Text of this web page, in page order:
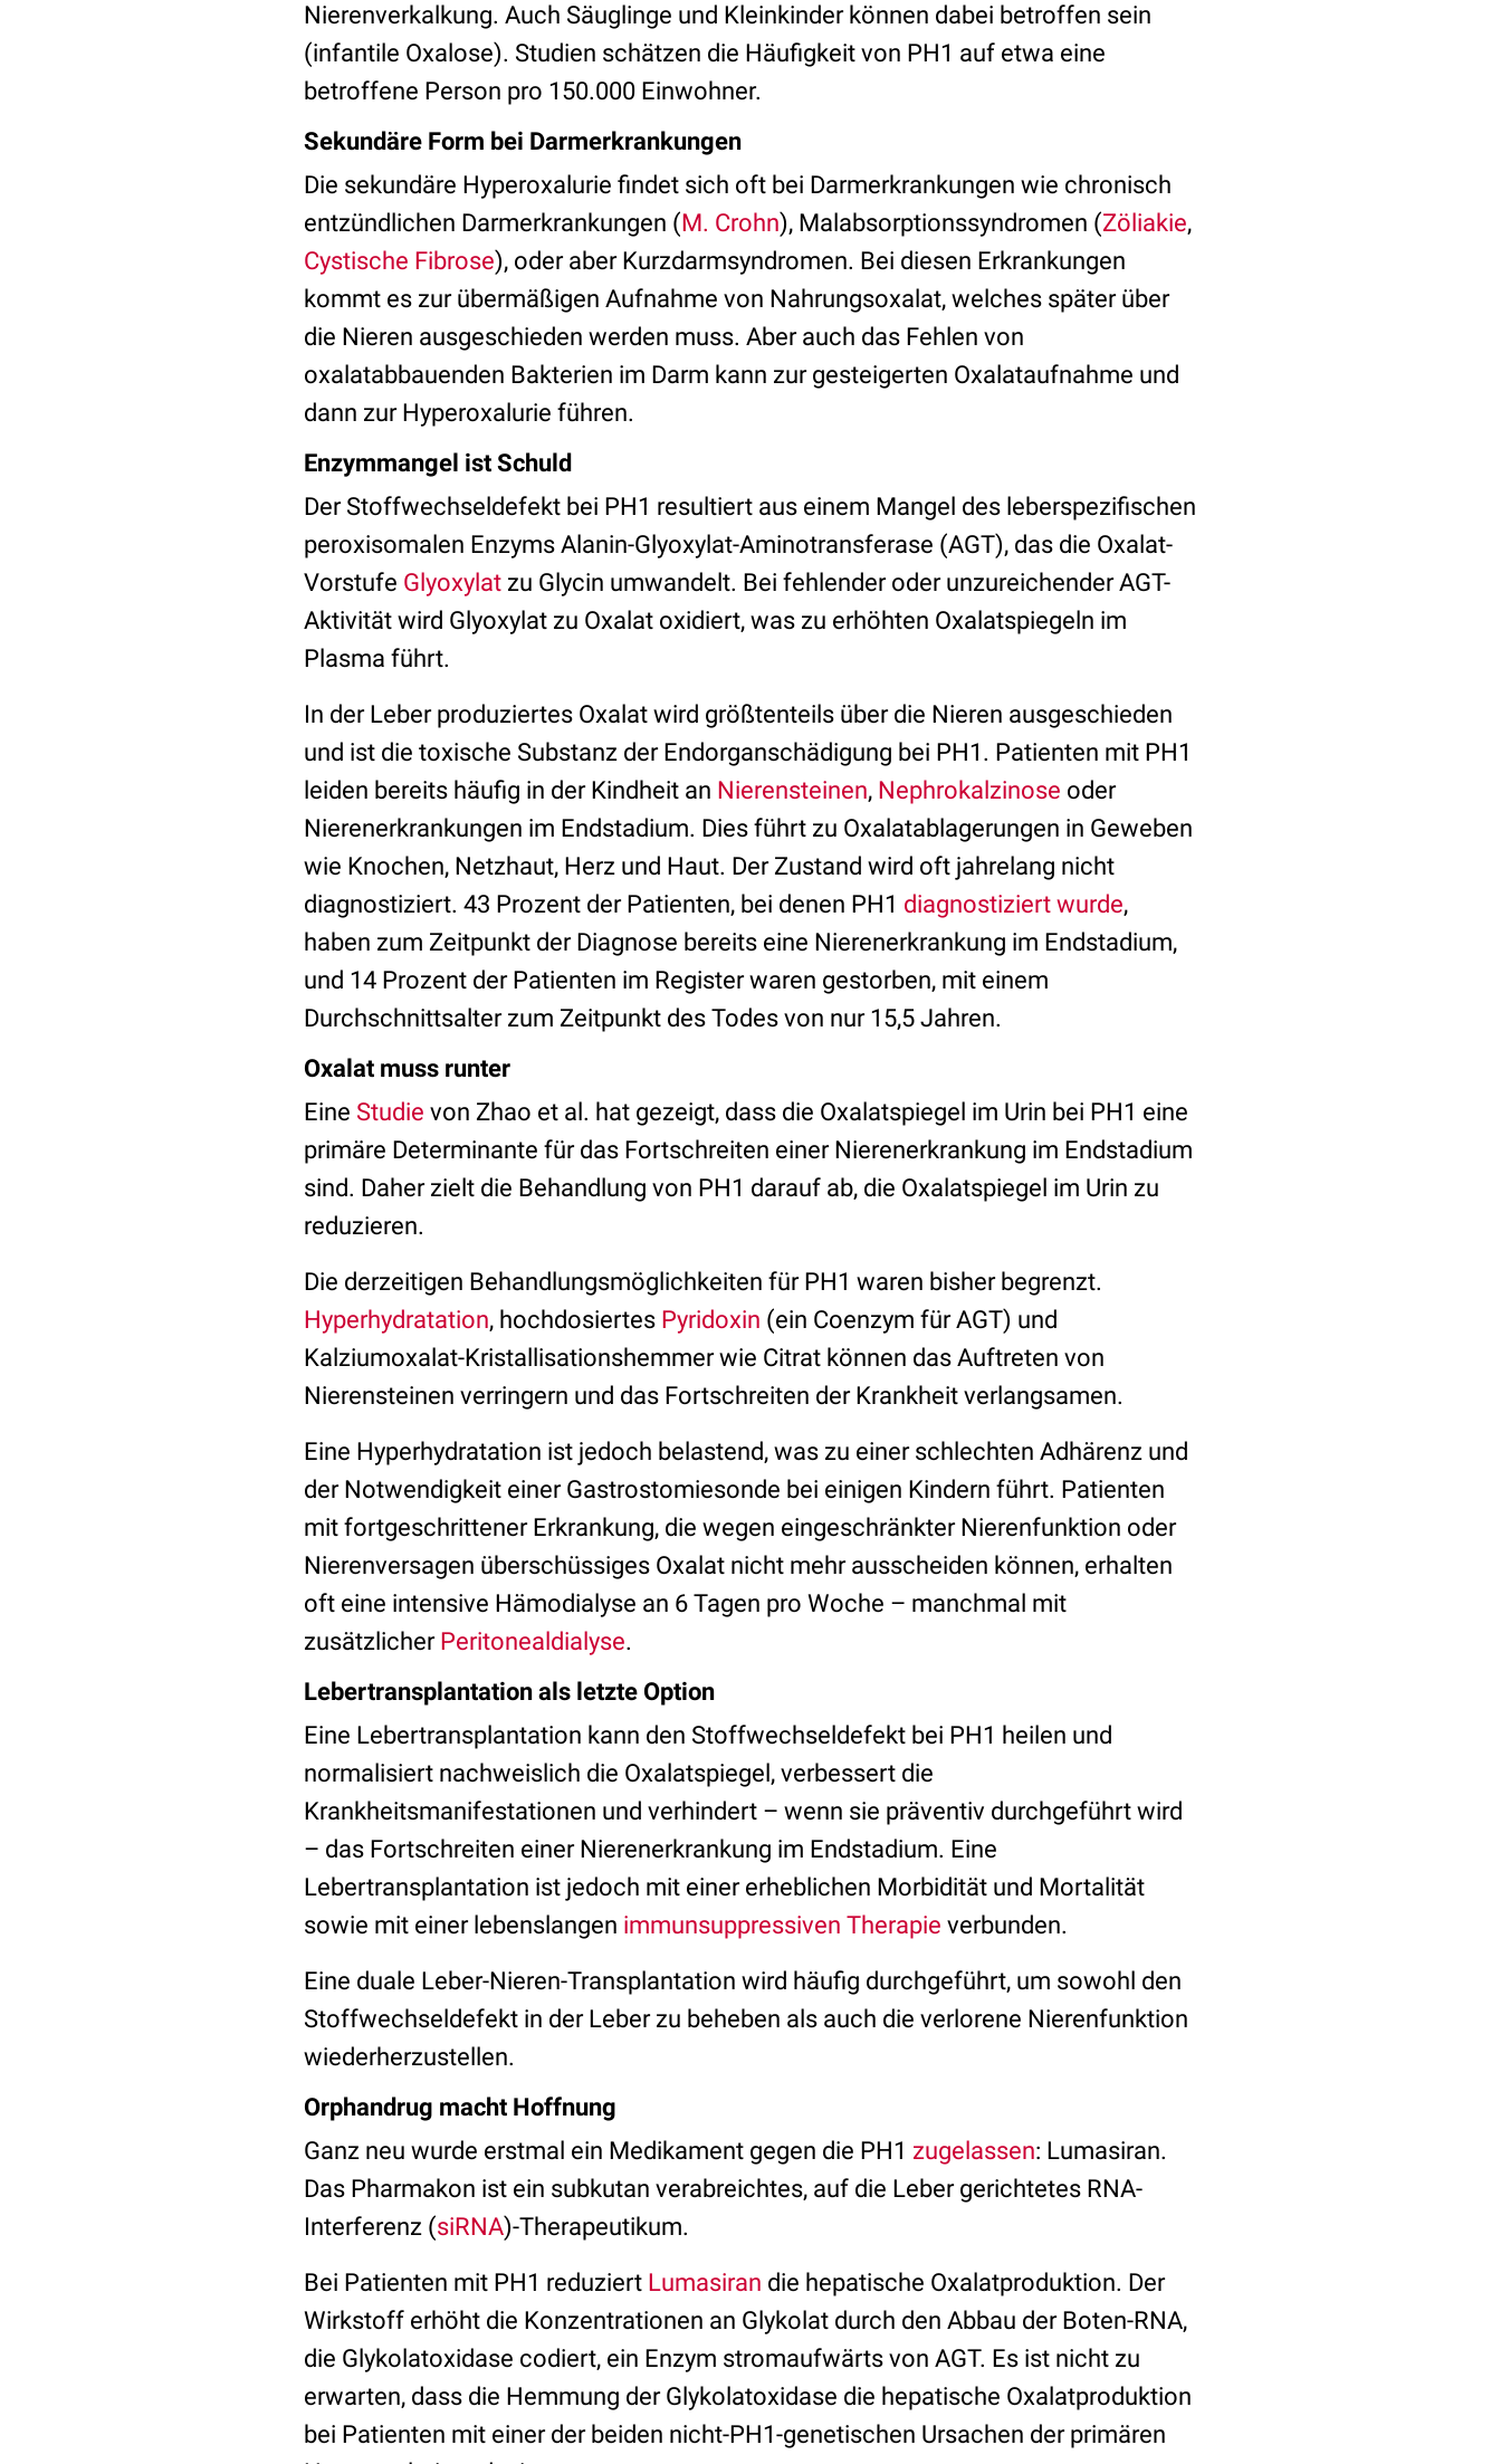
Nierenverkalkung. Auch Säuglinge und Kleinkinder können dabei betroffen sein
(infantile Oxalose). Studien schätzen die Häufigkeit von PH1 auf etwa eine
betroffene Person pro 150.000 Einwohner.
Sekundäre Form bei Darmerkrankungen
Die sekundäre Hyperoxalurie findet sich oft bei Darmerkrankungen wie chronisch
entzündlichen Darmerkrankungen (M. Crohn), Malabsorptionssyndromen (Zöliakie,
Cystische Fibrose), oder aber Kurzdarmsyndromen. Bei diesen Erkrankungen
kommt es zur übermäßigen Aufnahme von Nahrungsoxalat, welches später über
die Nieren ausgeschieden werden muss. Aber auch das Fehlen von
oxalatabbauenden Bakterien im Darm kann zur gesteigerten Oxalataufnahme und
dann zur Hyperoxalurie führen.
Enzymmangel ist Schuld
Der Stoffwechseldefekt bei PH1 resultiert aus einem Mangel des leberspezifischen
peroxisomalen Enzyms Alanin-Glyoxylat-Aminotransferase (AGT), das die Oxalat-
Vorstufe Glyoxylat zu Glycin umwandelt. Bei fehlender oder unzureichender AGT-
Aktivität wird Glyoxylat zu Oxalat oxidiert, was zu erhöhten Oxalatspiegeln im
Plasma führt.
In der Leber produziertes Oxalat wird größtenteils über die Nieren ausgeschieden
und ist die toxische Substanz der Endorganschädigung bei PH1. Patienten mit PH1
leiden bereits häufig in der Kindheit an Nierensteinen, Nephrokalzinose oder
Nierenerkrankungen im Endstadium. Dies führt zu Oxalatablagerungen in Geweben
wie Knochen, Netzhaut, Herz und Haut. Der Zustand wird oft jahrelang nicht
diagnostiziert. 43 Prozent der Patienten, bei denen PH1 diagnostiziert wurde,
haben zum Zeitpunkt der Diagnose bereits eine Nierenerkrankung im Endstadium,
und 14 Prozent der Patienten im Register waren gestorben, mit einem
Durchschnittsalter zum Zeitpunkt des Todes von nur 15,5 Jahren.
Oxalat muss runter
Eine Studie von Zhao et al. hat gezeigt, dass die Oxalatspiegel im Urin bei PH1 eine
primäre Determinante für das Fortschreiten einer Nierenerkrankung im Endstadium
sind. Daher zielt die Behandlung von PH1 darauf ab, die Oxalatspiegel im Urin zu
reduzieren.
Die derzeitigen Behandlungsmöglichkeiten für PH1 waren bisher begrenzt.
Hyperhydratation, hochdosiertes Pyridoxin (ein Coenzym für AGT) und
Kalziumoxalat-Kristallisationshemmer wie Citrat können das Auftreten von
Nierensteinen verringern und das Fortschreiten der Krankheit verlangsamen.
Eine Hyperhydratation ist jedoch belastend, was zu einer schlechten Adhärenz und
der Notwendigkeit einer Gastrostomiesonde bei einigen Kindern führt. Patienten
mit fortgeschrittener Erkrankung, die wegen eingeschränkter Nierenfunktion oder
Nierenversagen überschüssiges Oxalat nicht mehr ausscheiden können, erhalten
oft eine intensive Hämodialyse an 6 Tagen pro Woche – manchmal mit
zusätzlicher Peritonealdialyse.
Lebertransplantation als letzte Option
Eine Lebertransplantation kann den Stoffwechseldefekt bei PH1 heilen und
normalisiert nachweislich die Oxalatspiegel, verbessert die
Krankheitsmanifestationen und verhindert – wenn sie präventiv durchgeführt wird
– das Fortschreiten einer Nierenerkrankung im Endstadium. Eine
Lebertransplantation ist jedoch mit einer erheblichen Morbidität und Mortalität
sowie mit einer lebenslangen immunsuppressiven Therapie verbunden.
Eine duale Leber-Nieren-Transplantation wird häufig durchgeführt, um sowohl den
Stoffwechseldefekt in der Leber zu beheben als auch die verlorene Nierenfunktion
wiederherzustellen.
Orphandrug macht Hoffnung
Ganz neu wurde erstmal ein Medikament gegen die PH1 zugelassen: Lumasiran.
Das Pharmakon ist ein subkutan verabreichtes, auf die Leber gerichtetes RNA-
Interferenz (siRNA)-Therapeutikum.
Bei Patienten mit PH1 reduziert Lumasiran die hepatische Oxalatproduktion. Der
Wirkstoff erhöht die Konzentrationen an Glykolat durch den Abbau der Boten-RNA,
die Glykolatoxidase codiert, ein Enzym stromaufwärts von AGT. Es ist nicht zu
erwarten, dass die Hemmung der Glykolatoxidase die hepatische Oxalatproduktion
bei Patienten mit einer der beiden nicht-PH1-genetischen Ursachen der primären